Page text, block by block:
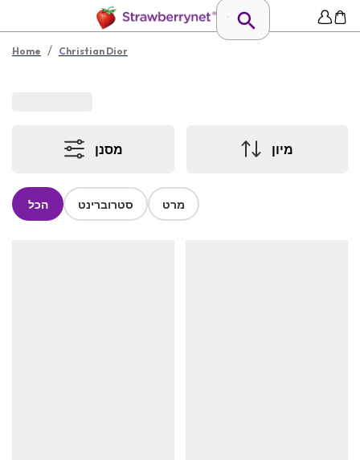
Home / Christian Dior
מסנן מיון
הכל סטרוברינט מרט